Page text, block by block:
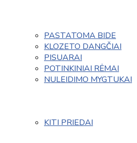
PASTATOMA BIDE
KLOZETO DANGČIAI
PISUARAI
POTINKINIAI RĖMAI
NULEIDIMO MYGTUKAI
KITI PRIEDAI